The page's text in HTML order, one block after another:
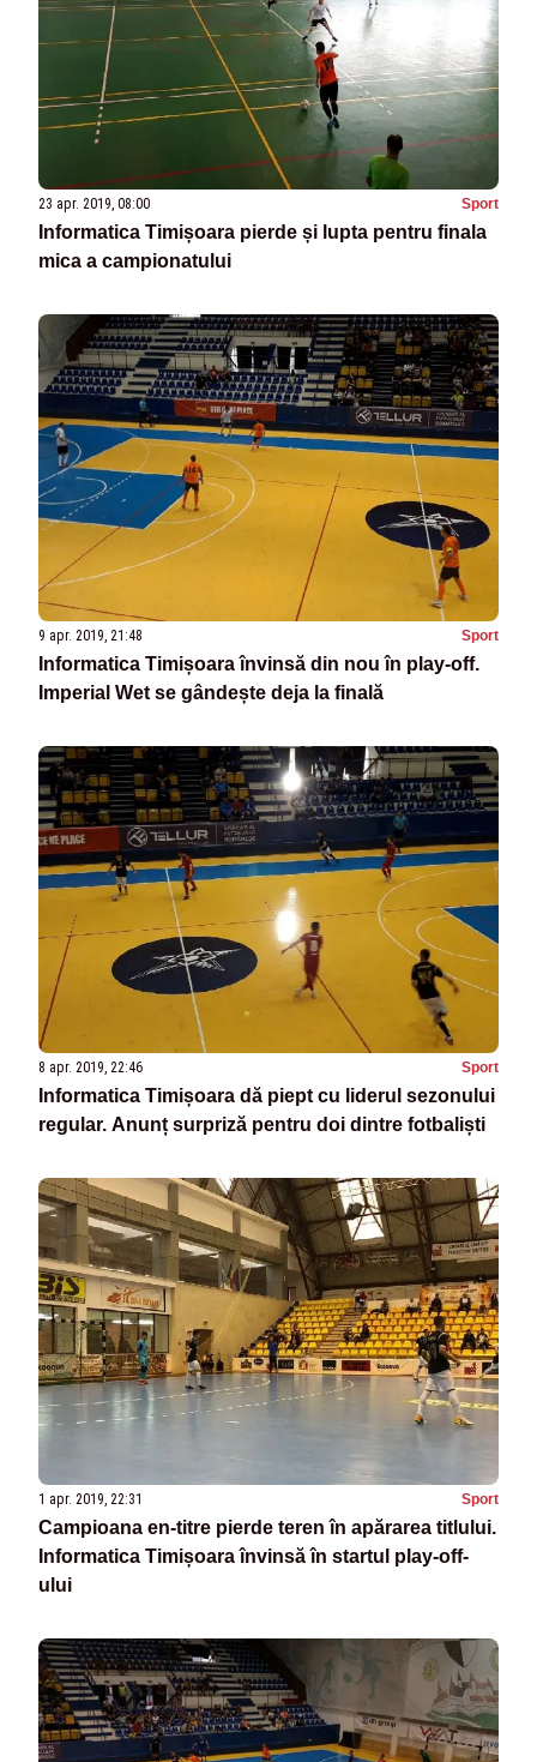
23 apr. 2019, 08:00 Sport
Informatica Timișoara pierde și lupta pentru finala
mica a campionatului
9 apr. 2019, 21:48 Sport
Informatica Timișoara învinsă din nou în play-off.
Imperial Wet se gândește deja la finală
8 apr. 2019, 22:46 Sport
Informatica Timișoara dă piept cu liderul sezonului
regular. Anunț surpriză pentru doi dintre fotbaliști
1 apr. 2019, 22:31 Sport
Campioana en-titre pierde teren în apărarea titlului.
Informatica Timișoara învinsă în startul play-off-
ului